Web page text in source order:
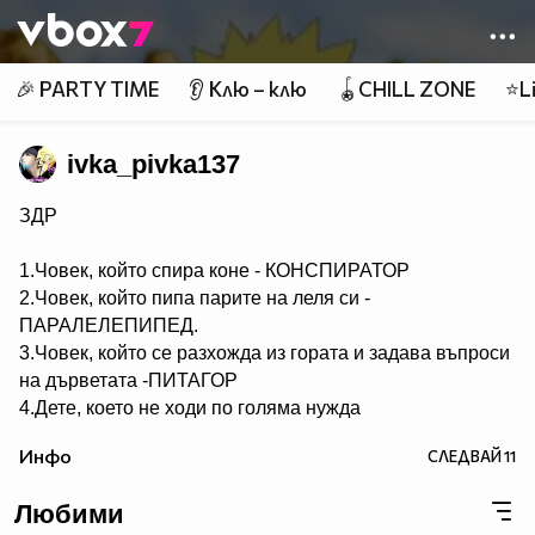
👾
🎉 PARTY TIME 👂 Клю – клю 🪀CHILL ZONE
ivka_pivka137
ЗДР
1.Човек, който спира коне - КОНСПИРАТОР
2.Човек, който пипа парите на леля си -
ПАРАЛЕЛЕПИПЕД.
3.Човек, който се разхожда из гората и задава въпроси
на дърветата -ПИТАГОР
4.Дете, което не ходи по голяма нужда
5.Хомосексуалист, който се изхожда по голяма нужда -
6.Човек, който ходи по голяма нужда по два пъти -
Инфо СЛЕДВАЙ11
Любими